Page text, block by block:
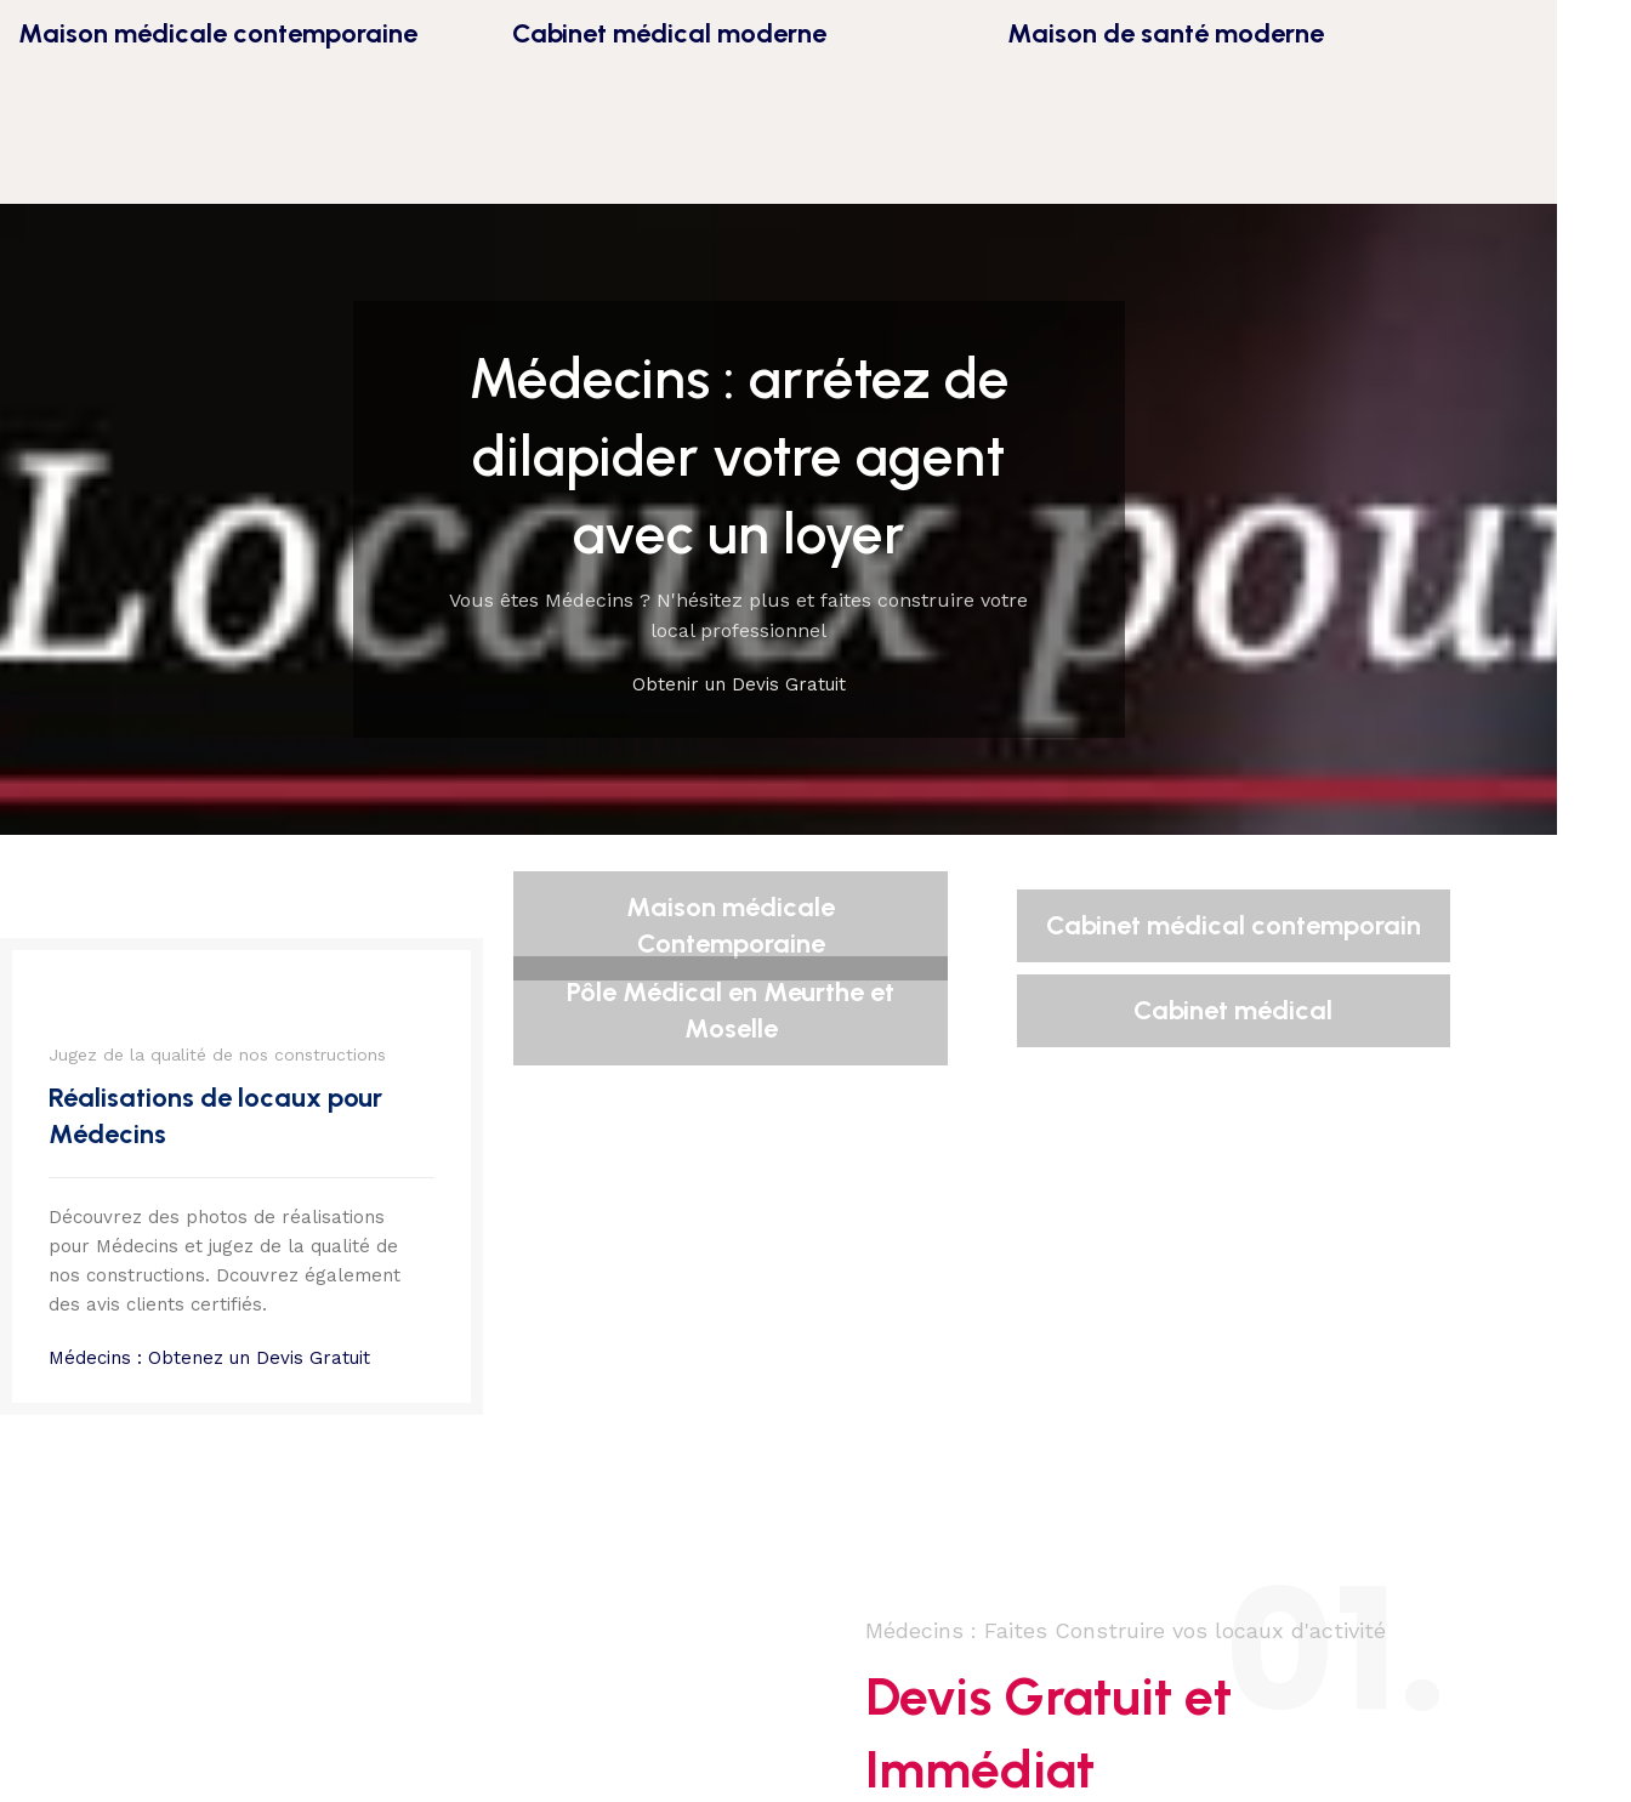
Maison médicale contemporaine Cabinet médical moderne Maison de santé moderne
Médecins : arrétez de
dilapider votre agent
avec un loyer
Vous êtes Médecins ? N'hésitez plus et faites construire votre
local professionnel
Obtenir un Devis Gratuit
Jugez de la qualité de nos constructions
Réalisations de locaux pour
Médecins
Découvrez des photos de réalisations
pour Médecins et jugez de la qualité de
nos constructions. Dcouvrez également
des avis clients certifiés.
Médecins : Obtenez un Devis Gratuit
Maison médicale
Contemporaine
Cabinet médical contemporain
Pôle Médical en Meurthe et
Moselle
Cabinet médical
01.
Médecins : Faites Construire vos locaux d'activité
Devis Gratuit et
Immédiat